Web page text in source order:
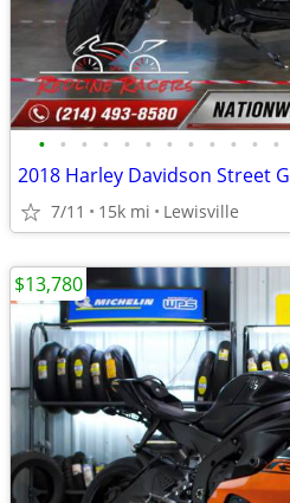
• • • • • • • • • • • •
7/11 15k mi Lewisville
$13,780